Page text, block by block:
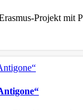
Projekt mit